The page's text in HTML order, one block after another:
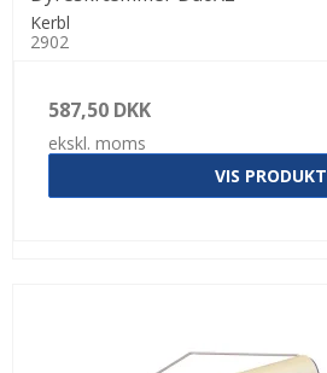
Kerbl
2902
587,50 DKK
ekskl. moms
VIS PRODUKT